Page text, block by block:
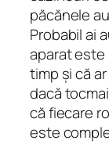
păcănele
Probabil ai
aparat este
timp și că
dacă
că fiecare
este